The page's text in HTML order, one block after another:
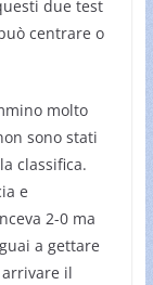
due test
centrare o
molto
sono stati
classifica.
e
2-0 ma
a gettare
il